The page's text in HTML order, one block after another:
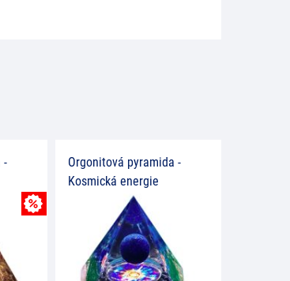
-
Orgonitová pyramida -
Kosmická energie